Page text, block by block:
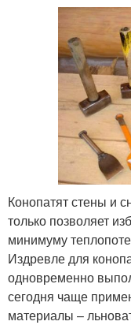
Конопатят стены и
только позволяет
минимуму
Издревле для
одновременно
сегодня чаще
материалы –